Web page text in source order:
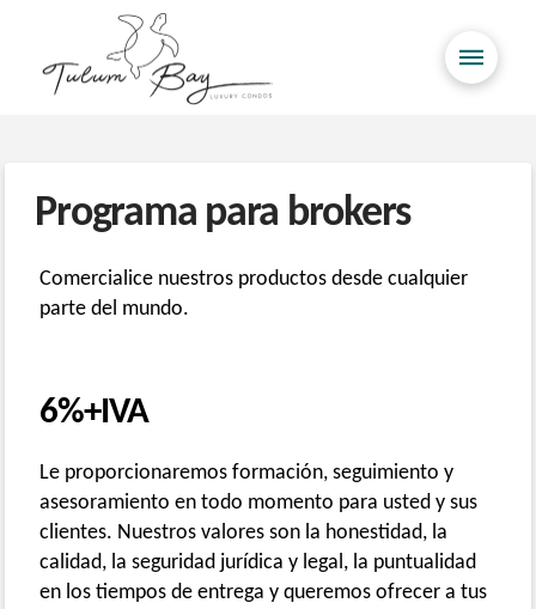
Programa para brokers
Comercialice nuestros productos desde cualquier
parte del mundo.
6%+IVA
Le proporcionaremos formación, seguimiento y
asesoramiento en todo momento para usted y sus
clientes. Nuestros valores son la honestidad, la
calidad, la seguridad jurídica y legal, la puntualidad
en los tiempos de entrega y queremos ofrecer a tus